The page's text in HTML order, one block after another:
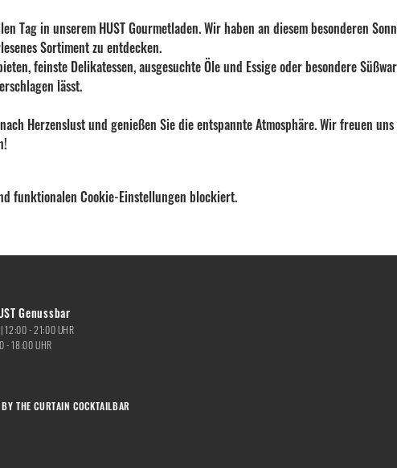
Tag in unserem HUST Gourmetladen. Wir haben an diesem besonderen
Sortiment zu entdecken.
feinste Delikatessen, ausgesuchte Öle und Essige oder besondere
lässt.
Herzenslust und genießen Sie die entspannte Atmosphäre. Wir freuen
funktionalen Cookie-Einstellungen blockiert.
Genussbar
|12:00 - 21:00UHR
- 18:00 UHR
THE CURTAIN COCKTAILBAR